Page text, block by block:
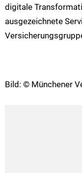
digitale
ausgezeichnete
Bild: © Münchener